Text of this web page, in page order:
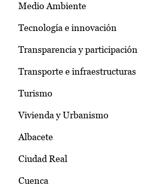
Medio Ambiente
Tecnología e innovación
Transparencia y participación
Transporte e infraestructuras
Turismo
Vivienda y Urbanismo
Albacete
Ciudad Real
Cuenca